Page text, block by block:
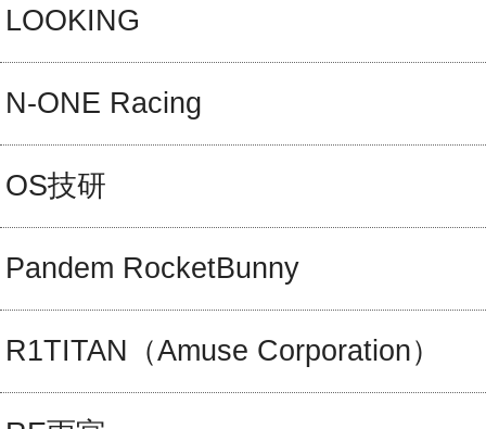
LOOKING
N-ONE Racing
OS技研
Pandem RocketBunny
R1TITAN（Amuse Corporation）